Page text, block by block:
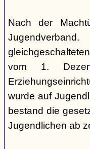
Nach der
vom 1.
wurde auf
bestand die
Jugendlichen ab